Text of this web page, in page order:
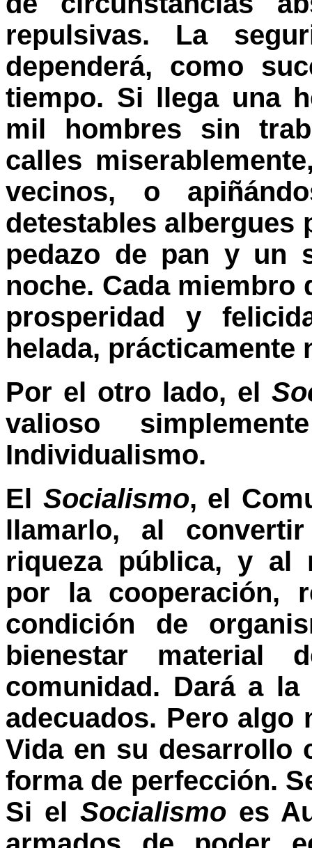
repulsivas. La
dependerá, como
tiempo. Si llega una
mil hombres sin
calles
vecinos, o
detestables albergues
pedazo de pan y un
noche. Cada miembro
prosperidad y
helada, prácticamente
Por el otro lado, el
valioso
Individualismo.
El Socialismo, el
llamarlo, al
riqueza pública, y al
por la cooperación,
condición de
bienestar material
comunidad. Dará a
adecuados. Pero algo
Vida en su desarrollo
forma de perfección.
Si el Socialismoes